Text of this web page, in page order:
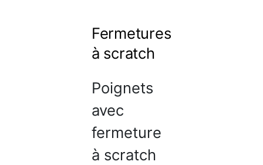
Fermetures
à scratch
Poignets
avec
fermeture
à scratch